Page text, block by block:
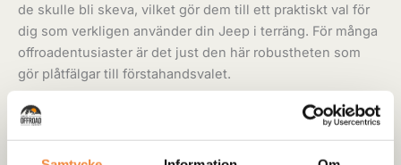
de skulle bli skeva, vilket gör dem till ett praktiskt val för
dig som verkligen använder din Jeep i terräng. För många
offroadentusiaster är det just den här robustheten som
gör plåtfälgar till förstahandsvalet.
Jeepfälgar i plåt är också populära vid vinterkörning. De
klarar salt, slask och kyla bättre över tid, och du slipper
vara lika rädd om finishen. För dig som kör året runt eller